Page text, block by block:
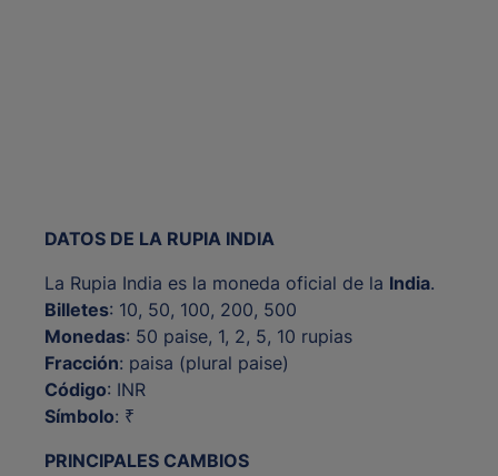
DATOS DE LA RUPIA INDIA
La Rupia India es la moneda oficial de la India.
Billetes: 10, 50, 100, 200, 500
Monedas: 50 paise, 1, 2, 5, 10 rupias
Fracción: paisa (plural paise)
Código: INR
Símbolo: ₹
PRINCIPALES CAMBIOS